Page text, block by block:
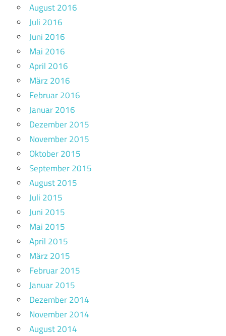
August 2016
Juli 2016
Juni 2016
Mai 2016
April 2016
März 2016
Februar 2016
Januar 2016
Dezember 2015
November 2015
Oktober 2015
September 2015
August 2015
Juli 2015
Juni 2015
Mai 2015
April 2015
März 2015
Februar 2015
Januar 2015
Dezember 2014
November 2014
August 2014